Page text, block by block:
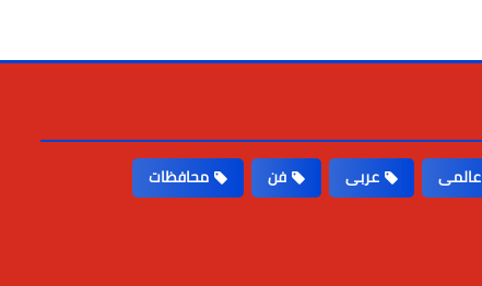
عالمى عربى فن
محافظات